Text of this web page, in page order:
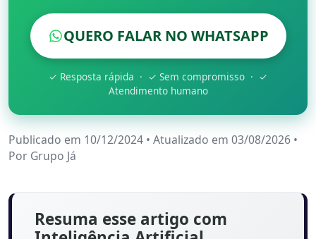
QUERO FALAR NO WHATSAPP
✓ Resposta rápida · ✓ Sem compromisso · ✓
Atendimento humano
Publicado em 10/12/2024 • Atualizado em 03/08/2026 •
Por Grupo Já
Resuma esse artigo com